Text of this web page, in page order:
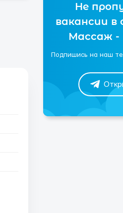
Не
вакансии в
Массаж -
Подпишись на наш